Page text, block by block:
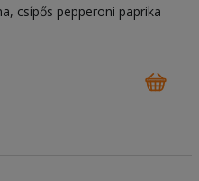
csípős pepperoni paprika